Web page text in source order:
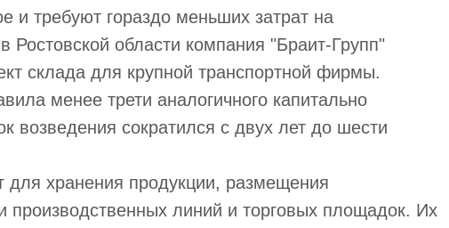
и требуют гораздо меньших затрат на
области компания "Браит-Групп"
склада для крупной транспортной фирмы.
менее трети аналогичного капитально
возведения сократился с двух лет до шести
для хранения продукции, размещения
производственных линий и торговых площадок. Их